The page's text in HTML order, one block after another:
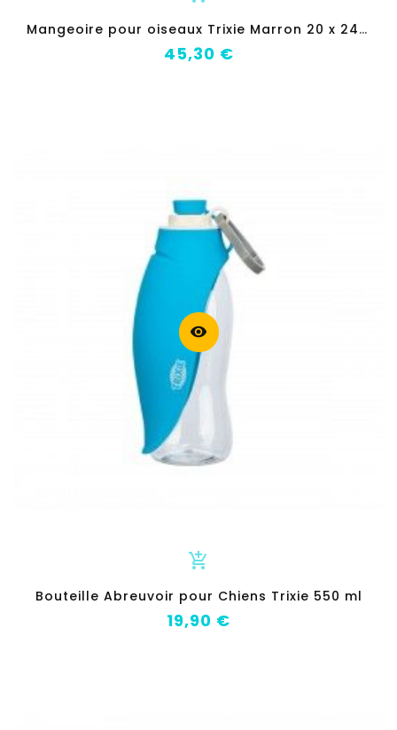
M
angeoire pour oiseaux Trixie Marron 20 x 24 x 20 cm
Prix
45,30 €
visibility
add_shopping_cart
Bouteille Abreuvoir pour Chiens Trixie 550 ml
Prix
19,90 €